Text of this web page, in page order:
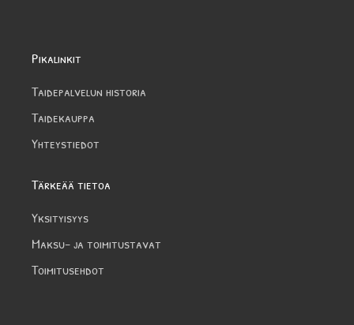
Pikalinkit
Taidepalvelun historia
Taidekauppa
Yhteystiedot
Tärkeää tietoa
Yksityisyys
Maksu- ja toimitustavat
Toimitusehdot